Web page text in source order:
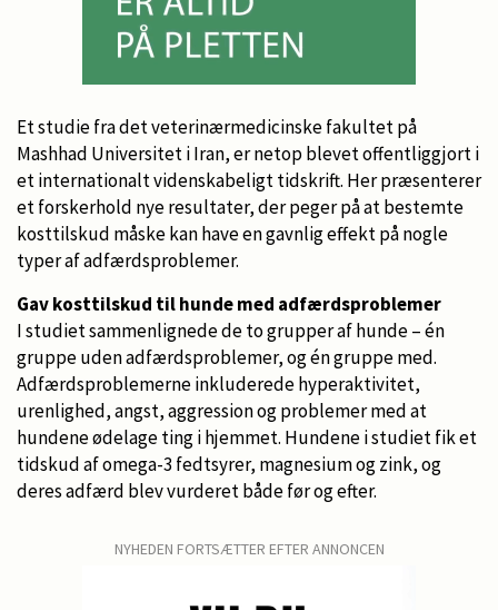
Et studie fra det veterinærmedicinske fakultet på
Mashhad Universitet i Iran, er netop blevet offentliggjort i
et internationalt videnskabeligt tidskrift. Her præsenterer
et forskerhold nye resultater, der peger på at bestemte
kosttilskud måske kan have en gavnlig effekt på nogle
typer af adfærdsproblemer.
Gav kosttilskud til hunde med adfærdsproblemer
I studiet sammenlignede de to grupper af hunde – én
gruppe uden adfærdsproblemer, og én gruppe med.
Adfærdsproblemerne inkluderede hyperaktivitet,
urenlighed, angst, aggression og problemer med at
hundene ødelage ting i hjemmet. Hundene i studiet fik et
tidskud af omega-3 fedtsyrer, magnesium og zink, og
deres adfærd blev vurderet både før og efter.
NYHEDEN FORTSÆTTER EFTER ANNONCEN